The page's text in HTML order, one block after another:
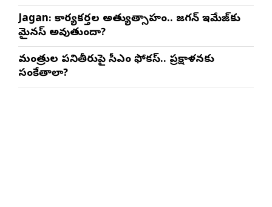
Jagan: కార్యకర్తల అత్యుత్సాహం.. జగన్ ఇమేజ్‌కు
మైనస్ అవుతుందా?
మంత్రుల పనితీరుపై సీఎం ఫోకస్.. ప్రక్షాళనకు
సంకేతాలా?